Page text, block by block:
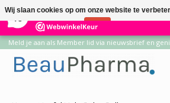
14 Reviews
Meld je aan als Member lid via nieuwsbrief en
Wij slaan cookies op om onze website te
Nee